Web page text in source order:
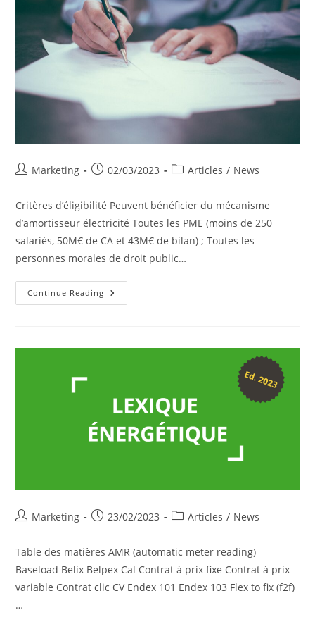
PostMarketing
Post02/03/2023
PostArticles / News
Critères d’éligibilité Peuvent bénéficier du mécanisme
d’amortisseur électricité Toutes les PME (moins de 250
salariés, 50M€ de CA et 43M€ de bilan) ; Toutes les
personnes morales de droit public…
Continue Reading Réglementation
Française,
PostMarketing
Post23/02/2023
PostArticles / News
Table des matières AMR (automatic meter reading)
Baseload Belix Belpex Cal Contrat à prix fixe Contrat à prix
variable Contrat clic CV Endex 101 Endex 103 Flex to fix (f2f)
…